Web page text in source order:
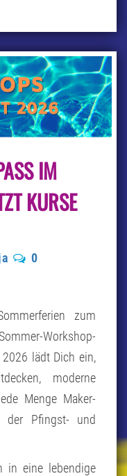
2
IM S
KURSE E
Kommentare
0
zum
Workshop-
lädt Dich ein,
moderne
Menge Maker-
der Pfingst- und
in eine lebendige